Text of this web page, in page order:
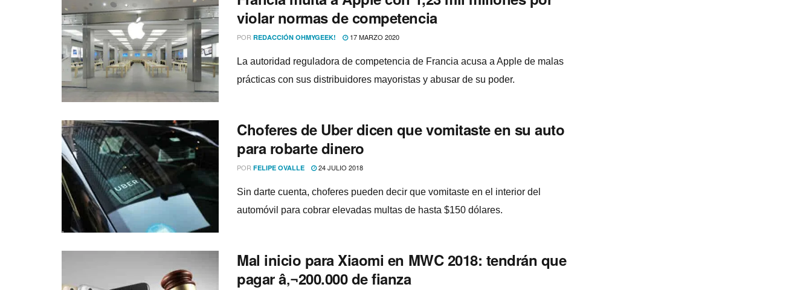
violar normas de competencia
POR REDACCIÓN OHMYGEEK! 17 MARZO 2020
La autoridad reguladora de competencia de Francia acusa a Apple de malas
prácticas con sus distribuidores mayoristas y abusar de su poder.
Choferes de Uber dicen que vomitaste en su auto
para robarte dinero
POR FELIPE OVALLE 24 JULIO 2018
Sin darte cuenta, choferes pueden decir que vomitaste en el interior del
automóvil para cobrar elevadas multas de hasta $150 dólares.
Mal inicio para Xiaomi en MWC 2018: tendrán que
pagar â‚¬200.000 de fianza